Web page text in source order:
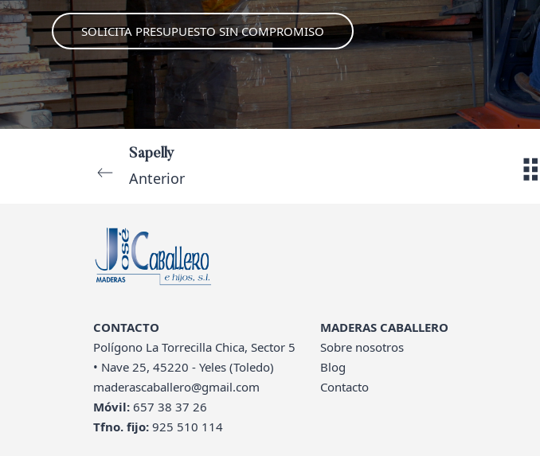
SOLICITA PRESUPUESTO SIN COMPROMISO
Sapelly
Anterior
CONTACTO
Polígono La Torrecilla Chica, Sector 5
• Nave 25, 45220 - Yeles (Toledo)
maderascaballero@gmail.com
Móvil: 657 38 37 26
Tfno. fijo: 925 510 114
MADERAS CABALLERO
Sobre nosotros
Blog
Contacto